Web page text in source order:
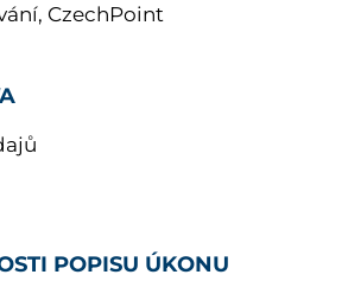
CzechPoint
POPISU ÚKONU